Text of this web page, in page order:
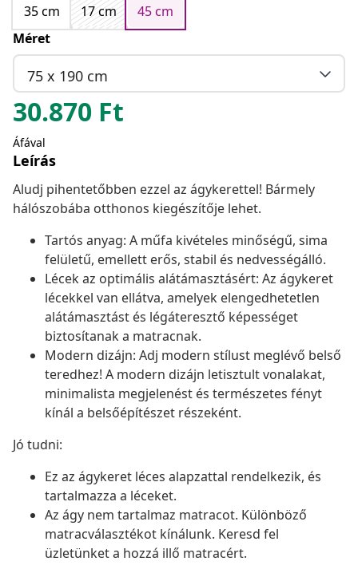
35 cm
17 cm
45 cm
Méret
75 x 190 cm
30.870 Ft
Áfával
Leírás
Aludj pihentetőbben ezzel az ágykerettel! Bármely
hálószobába otthonos kiegészítője lehet.
Tartós anyag: A műfa kivételes minőségű, sima
felületű, emellett erős, stabil és nedvességálló.
Lécek az optimális alátámasztásért: Az ágykeret
lécekkel van ellátva, amelyek elengedhetetlen
alátámasztást és légáteresztő képességet
biztosítanak a matracnak.
Modern dizájn: Adj modern stílust meglévő belső
teredhez! A modern dizájn letisztult vonalakat,
minimalista megjelenést és természetes fényt
kínál a belsőépítészet részeként.
Jó tudni:
Ez az ágykeret léces alapzattal rendelkezik, és
tartalmazza a léceket.
Az ágy nem tartalmaz matracot. Különböző
matracválasztékot kínálunk. Keresd fel
üzletünket a hozzá illő matracért.